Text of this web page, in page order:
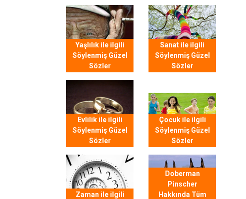
Yaşlılık ile ilgili
Söylenmiş Güzel
Sözler
Sanat ile ilgili
Söylenmiş Güzel
Sözler
Evlilik ile ilgili
Söylenmiş Güzel
Sözler
Çocuk ile ilgili
Söylenmiş Güzel
Sözler
Zaman ile ilgili
Doberman
Pinscher
Hakkında Tüm